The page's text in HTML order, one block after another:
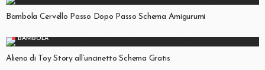
Bambola Cervello Passo Dopo Passo Schema Amigurumi
BAMBOLA
Alieno di Toy Story all’uncinetto Schema Gratis